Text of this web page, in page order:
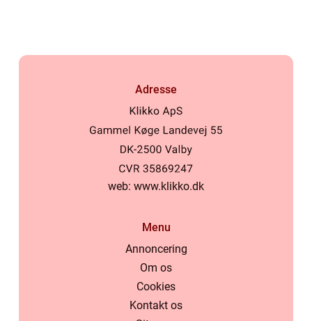
Adresse
web: www.klikko.dk
Menu
Annoncering
Om os
Cookies
Kontakt os